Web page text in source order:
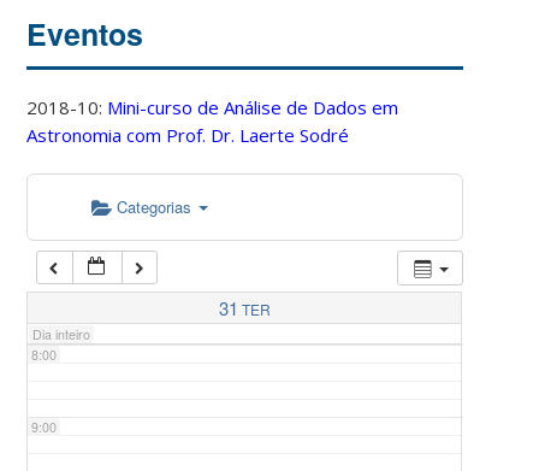
Eventos
2018-10: Mini-curso de Análise de Dados em
Astronomia com Prof. Dr. Laerte Sodré
Categorias
31 TER
Dia inteiro
4:00
5:00
7:00
8:00
9:00